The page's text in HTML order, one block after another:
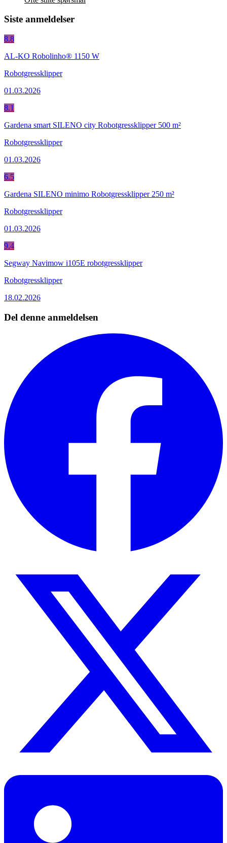
Siste anmeldelser
8.8
AL-KO Robolinho® 1150 W
Robotgressklipper
01.03.2026
8.1
Gardena smart SILENO city Robotgressklipper 500 m²
Robotgressklipper
01.03.2026
6.5
Gardena SILENO minimo Robotgressklipper 250 m²
Robotgressklipper
01.03.2026
9.4
Segway Navimow i105E robotgressklipper
Robotgressklipper
18.02.2026
Del denne anmeldelsen